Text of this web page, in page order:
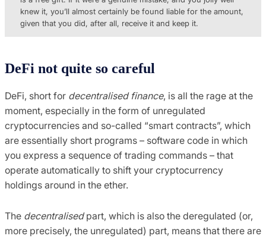
knew it, you’ll almost certainly be found liable for the amount,
given that you did, after all, receive it and keep it.
DeFi not quite so careful
DeFi, short for decentralised finance, is all the rage at the
moment, especially in the form of unregulated
cryptocurrencies and so-called “smart contracts”, which
are essentially short programs – software code in which
you express a sequence of trading commands – that
operate automatically to shift your cryptocurrency
holdings around in the ether.
The decentralisedpart, which is also the deregulated (or,
more precisely, the unregulated) part, means that there are